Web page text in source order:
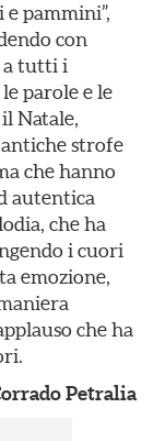
e pammini”,
con
a tutti i
parole e le
Natale,
strofe
che hanno
autentica
che ha
i cuori
emozione,
che ha
Petralia